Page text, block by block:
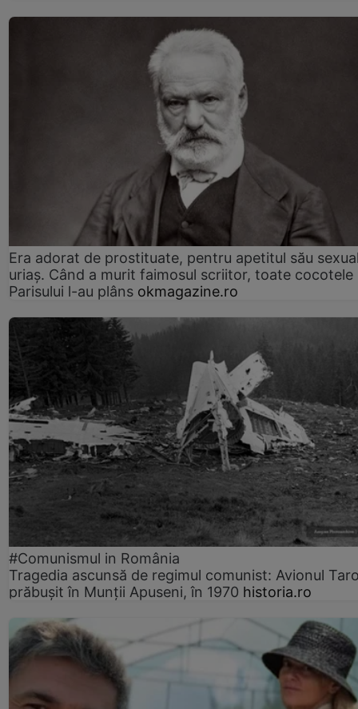
Era adorat de prostituate, pentru apetitul său
uriaș. Când a murit faimosul scriitor, toate cocotele
Parisului l-au plâns okmagazine.ro
#Comunismul in România
Tragedia ascunsă de regimul comunist: Avionul
prăbușit în Munții Apuseni, în 1970 historia.ro